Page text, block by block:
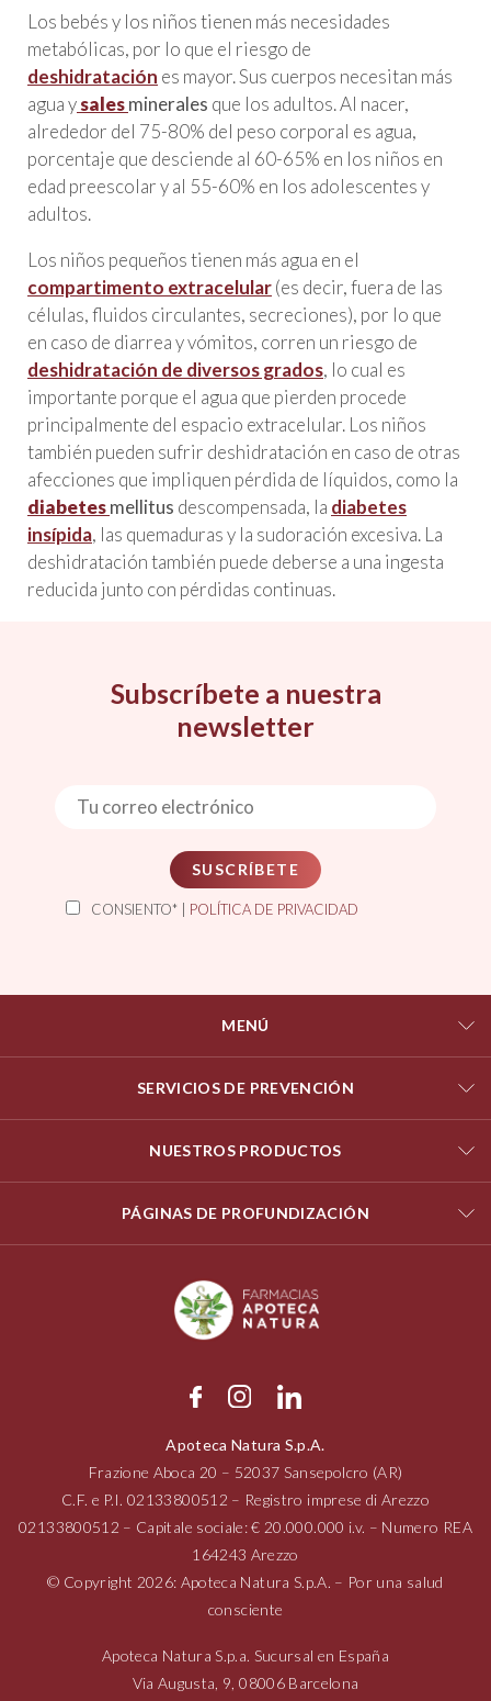
Los bebés y los niños tienen más necesidades
metabólicas, por lo que el riesgo de
deshidratación es mayor. Sus cuerpos necesitan más
agua ysalesminerales que los adultos. Al nacer,
alrededor del 75-80% del peso corporal es agua,
porcentaje que desciende al 60-65% en los niños en
edad preescolar y al 55-60% en los adolescentes y
adultos.
Los niños pequeños tienen más agua en el
compartimento extracelular(es decir, fuera de las
células, fluidos circulantes, secreciones), por lo que
en caso de diarrea y vómitos, corren un riesgo de
deshidratación de diversos grados, lo cual es
importante porque el agua que pierden procede
principalmente del espacio extracelular. Los niños
también pueden sufrir deshidratación en caso de otras
afecciones que impliquen pérdida de líquidos, como la
diabetesmellitus descompensada, la diabetes
insípida, las quemaduras y la sudoración excesiva. La
deshidratación también puede deberse a una ingesta
reducida junto con pérdidas continuas.
Subscríbete a nuestra
newsletter
SUSCRÍBETE
CONSIENTO* | POLÍTICA DE PRIVACIDAD
MENÚ
SERVICIOS DE PREVENCIÓN
NUESTROS PRODUCTOS
PÁGINAS DE PROFUNDIZACIÓN
Apoteca Natura S.p.A.
Frazione Aboca 20 – 52037 Sansepolcro (AR)
C.F. e P.I.02133800512 – Registro imprese di Arezzo
02133800512 – Capitale sociale: € 20.000.000 i.v. – Numero REA
164243 Arezzo
© Copyright 2026: Apoteca Natura S.p.A. – Por una salud
consciente
Apoteca Natura S.p.a. Sucursal en España
Via Augusta, 9, 08006Barcelona